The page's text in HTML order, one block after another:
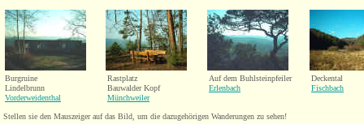
Burgruine
Lindelbrunn
Vorderweidenthal
Rastplatz
Bauwalder Kopf
Münchweiler
Auf dem Buhlsteinpfeiler
Erlenbach
Deckental
Fischbach
Stellen sie den Mauszeiger auf das Bild, um die dazugehörigen Wanderungen zu sehen!